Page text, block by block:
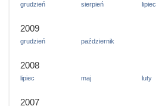
grudzień sierpień lipiec
2009
grudzień październik
2008
lipiec maj luty
2007